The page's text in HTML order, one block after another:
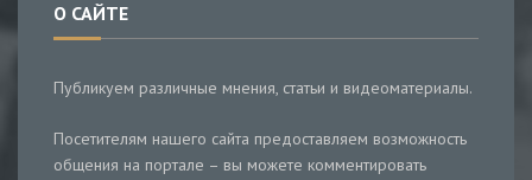
О САЙТЕ
Публикуем различные мнения, статьи и видеоматериалы.
Посетителям нашего сайта предоставляем возможность
общения на портале – вы можете комментировать